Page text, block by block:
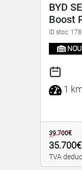
BYD
Boost
ID stoc:
NOU
1
39.700€
35.700€
TVA